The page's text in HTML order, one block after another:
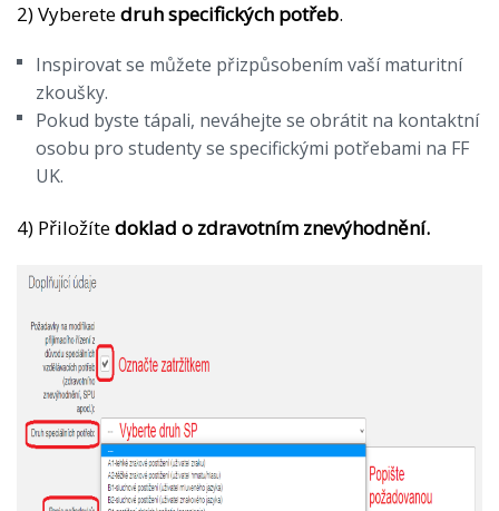
2) Vyberetedruh specifických potřeb.
Inspirovat se můžete přizpůsobením vaší maturitní
zkoušky.
Pokud byste tápali, neváhejte se obrátit na kontaktní
osobu pro studenty se specifickými potřebami na FF
UK.
4) Přiložítedoklad o zdravotním znevýhodnění.